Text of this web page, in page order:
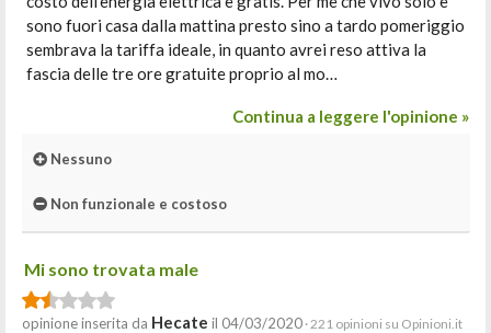
sono fuori casa dalla mattina presto sino a tardo pomeriggio
sembrava la tariffa ideale, in quanto avrei reso attiva la
fascia delle tre ore gratuite proprio al mo…
Continua a leggere l'opinione »
Nessuno
Non funzionale e costoso
Mi sono trovata male
opinione inserita da Hecate il 04/03/2020 · 221 opinioni su Opinioni.it